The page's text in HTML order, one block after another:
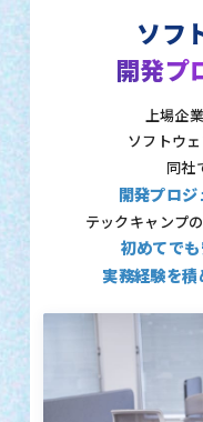
ソフ
開発プ
上場企
ソフトウ
同社
開発プロジ
テックキャンプ
初めてで
実務経験を積